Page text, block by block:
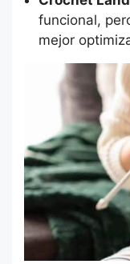
funcional,
mejor